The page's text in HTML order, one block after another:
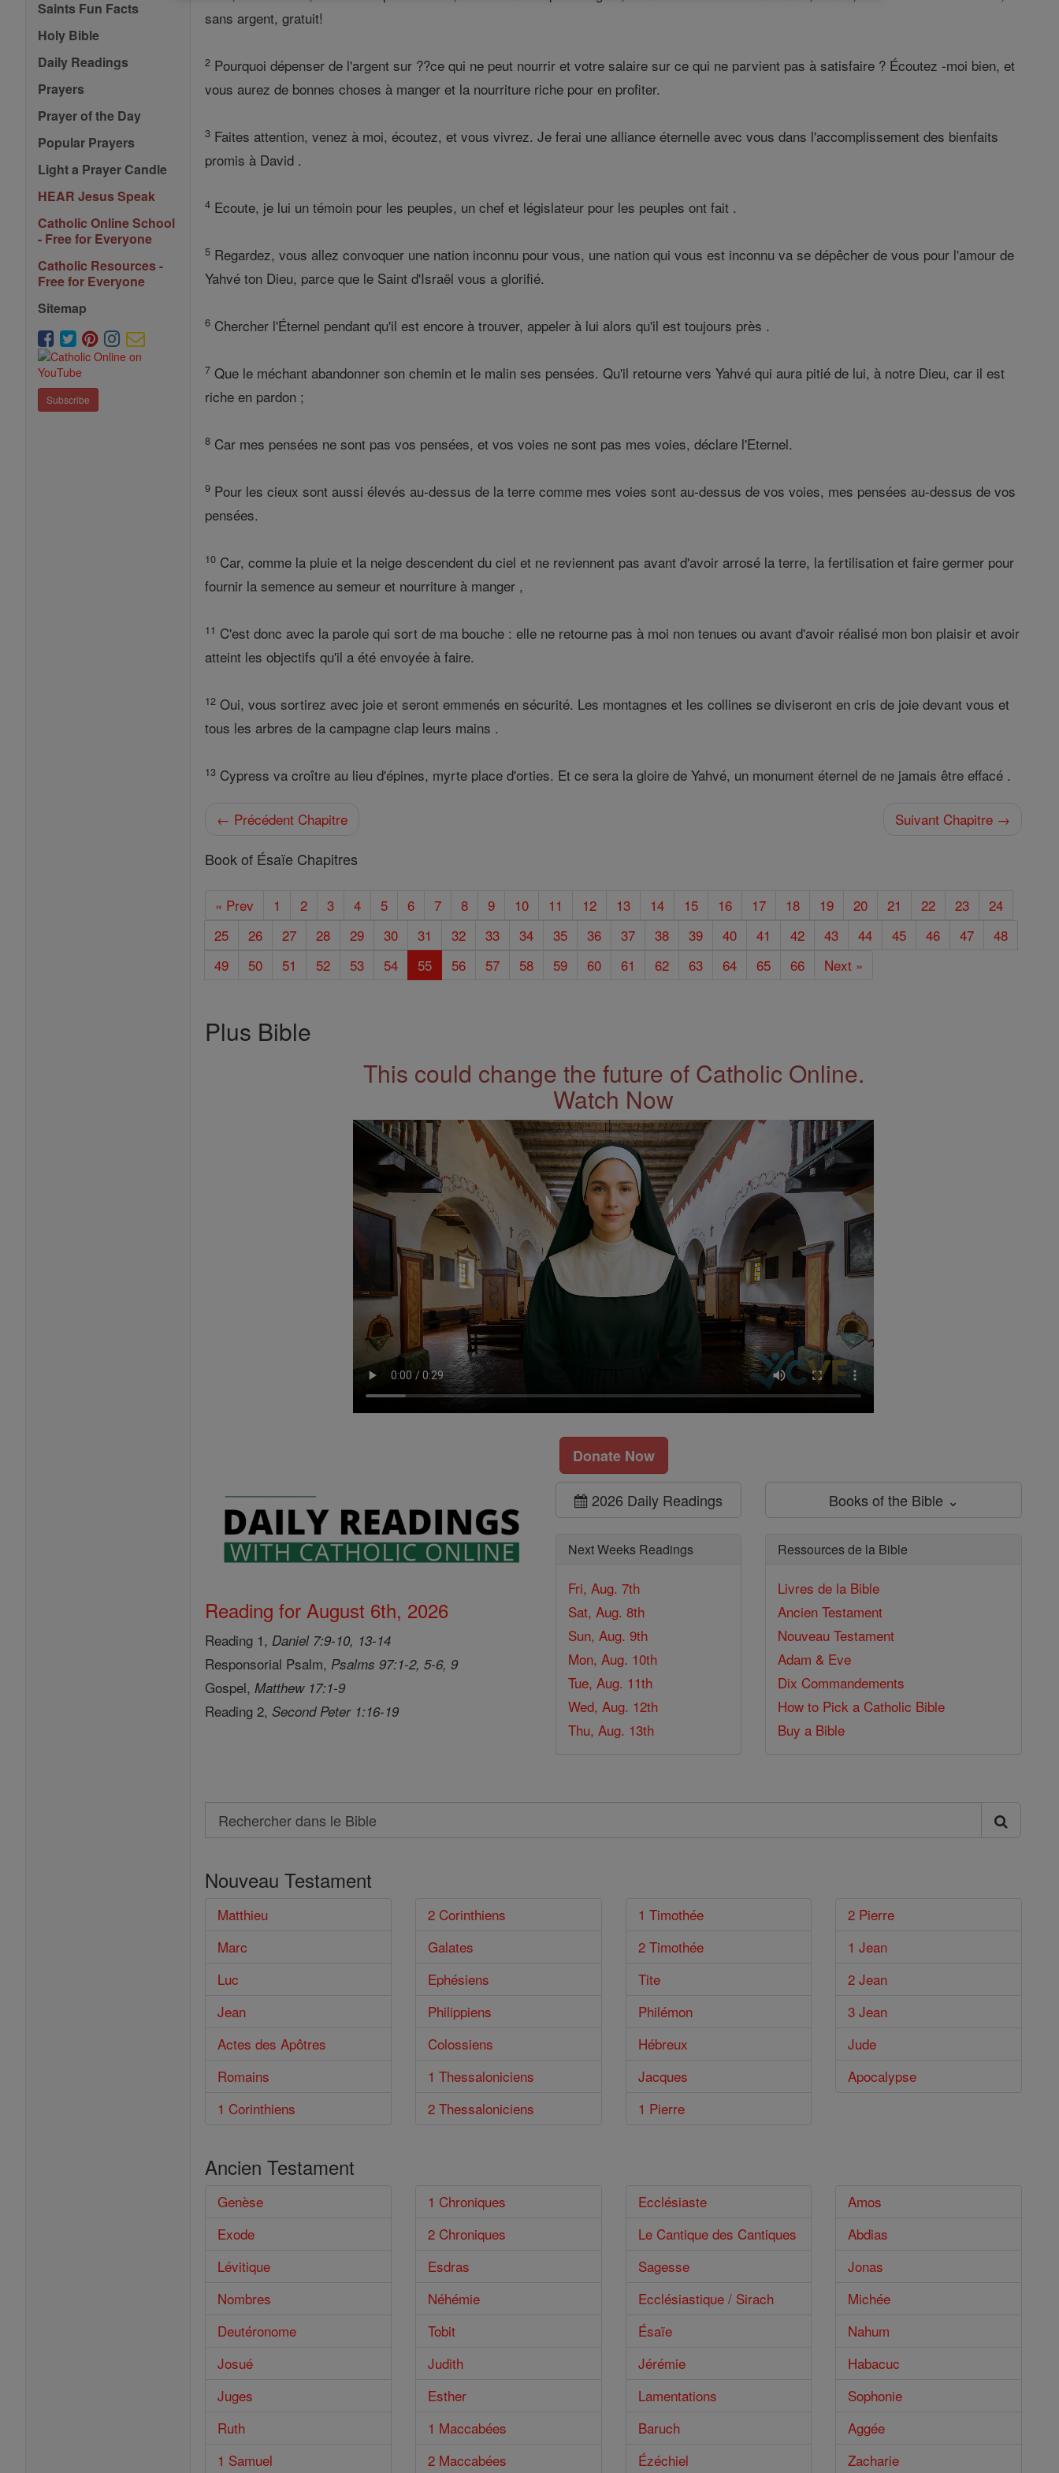
Saints Fun Facts
Holy Bible
Daily Readings
Prayers
Prayer of the Day
Popular Prayers
Light a Prayer Candle
HEAR Jesus Speak
Catholic Online School
- Free for Everyone
Catholic Resources -
Free for Everyone
Sitemap
Subscribe
sans argent, gratuit!
2 Pourquoi dépenser de l'argent sur ??ce qui ne peut nourrir et votre salaire sur ce qui ne parvient pas à satisfaire ? Écoutez -moi bien, et
vous aurez de bonnes choses à manger et la nourriture riche pour en profiter.
3 Faites attention, venez à moi, écoutez, et vous vivrez. Je ferai une alliance éternelle avec vous dans l'accomplissement des bienfaits
promis à David .
4 Ecoute, je lui un témoin pour les peuples, un chef et législateur pour les peuples ont fait .
5 Regardez, vous allez convoquer une nation inconnu pour vous, une nation qui vous est inconnu va se dépêcher de vous pour l'amour de
Yahvé ton Dieu, parce que le Saint d'Israël vous a glorifié.
6 Chercher l'Éternel pendant qu'il est encore à trouver, appeler à lui alors qu'il est toujours près .
7 Que le méchant abandonner son chemin et le malin ses pensées. Qu'il retourne vers Yahvé qui aura pitié de lui, à notre Dieu, car il est
riche en pardon ;
8 Car mes pensées ne sont pas vos pensées, et vos voies ne sont pas mes voies, déclare l'Eternel.
9 Pour les cieux sont aussi élevés au-dessus de la terre comme mes voies sont au-dessus de vos voies, mes pensées au-dessus de vos
pensées.
10 Car, comme la pluie et la neige descendent du ciel et ne reviennent pas avant d'avoir arrosé la terre, la fertilisation et faire germer pour
fournir la semence au semeur et nourriture à manger ,
11 C'est donc avec la parole qui sort de ma bouche : elle ne retourne pas à moi non tenues ou avant d'avoir réalisé mon bon plaisir et avoir
atteint les objectifs qu'il a été envoyée à faire.
12 Oui, vous sortirez avec joie et seront emmenés en sécurité. Les montagnes et les collines se diviseront en cris de joie devant vous et
tous les arbres de la campagne clap leurs mains .
13 Cypress va croître au lieu d'épines, myrte place d'orties. Et ce sera la gloire de Yahvé, un monument éternel de ne jamais être effacé .
← Précédent Chapitre Suivant Chapitre →
Book of Ésaïe Chapitres
« Prev 1 2 3 4 5 6 7 8 9 10 11 12 13 14 15 16 17 18 19 20 21 22 23
24
25
26 27 28 29 30 31 32 33 34 35 36 37 38 39 40 41 42 43 44 45 46 47
48
49
50 51 52 53 54 55 56 57 58 59 60 61 62 63 64 65 66 Next »
Plus Bible
This could change the future of Catholic Online.
Watch Now
Donate Now
Reading for August 6th, 2026
Reading 1, Daniel 7:9-10, 13-14
Responsorial Psalm, Psalms 97:1-2, 5-6, 9
Gospel,Matthew 17:1-9
Reading 2,Second Peter 1:16-19
2026 Daily Readings
Next Weeks Readings
Fri, Aug. 7th
Sat, Aug. 8th
Sun, Aug. 9th
Mon, Aug. 10th
Tue, Aug. 11th
Wed, Aug. 12th
Thu, Aug. 13th
Books of the Bible ⌄
Ressources de la Bible
Livres de la Bible
Ancien Testament
Nouveau Testament
Adam & Eve
Dix Commandements
How to Pick a Catholic Bible
Buy a Bible
Search
Rechercher
le
Bible
Nouveau Testament
Matthieu
Marc
Luc
Jean
Actes des Apôtres
Romains
1 Corinthiens
2 Corinthiens
Galates
Ephésiens
Philippiens
Colossiens
1 Thessaloniciens
2 Thessaloniciens
1 Timothée
2 Timothée
Tite
Philémon
Hébreux
Jacques
1 Pierre
2 Pierre
1 Jean
2 Jean
3 Jean
Jude
Apocalypse
Ancien Testament
Genèse
Exode
Lévitique
Nombres
Deutéronome
Josué
Juges
Ruth
1 Samuel
1 Chroniques
2 Chroniques
Esdras
Néhémie
Tobit
Judith
Esther
1 Maccabées
2 Maccabées
Ecclésiaste
Le Cantique des Cantiques
Sagesse
Ecclésiastique / Sirach
Ésaïe
Jérémie
Lamentations
Baruch
Ézéchiel
Amos
Abdias
Jonas
Michée
Nahum
Habacuc
Sophonie
Aggée
Zacharie